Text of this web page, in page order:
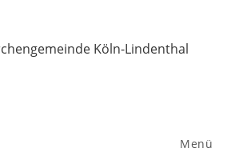
Menü